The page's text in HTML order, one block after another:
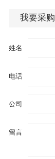
我要采购
姓名
电话
公司
留言